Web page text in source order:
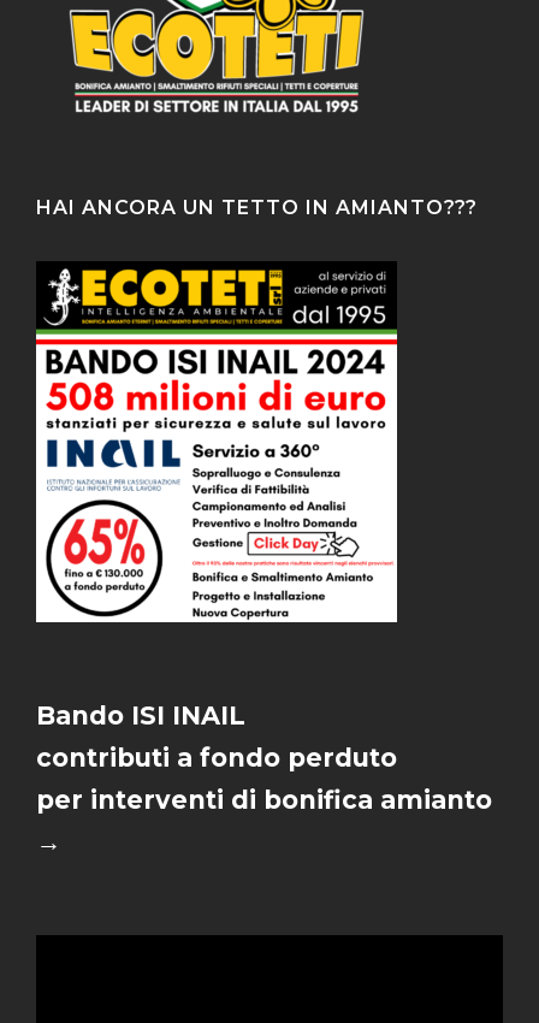
HAI ANCORA UN TETTO IN AMIANTO???
Bando ISI INAIL
contributi a fondo perduto
per interventi di bonifica amianto
→